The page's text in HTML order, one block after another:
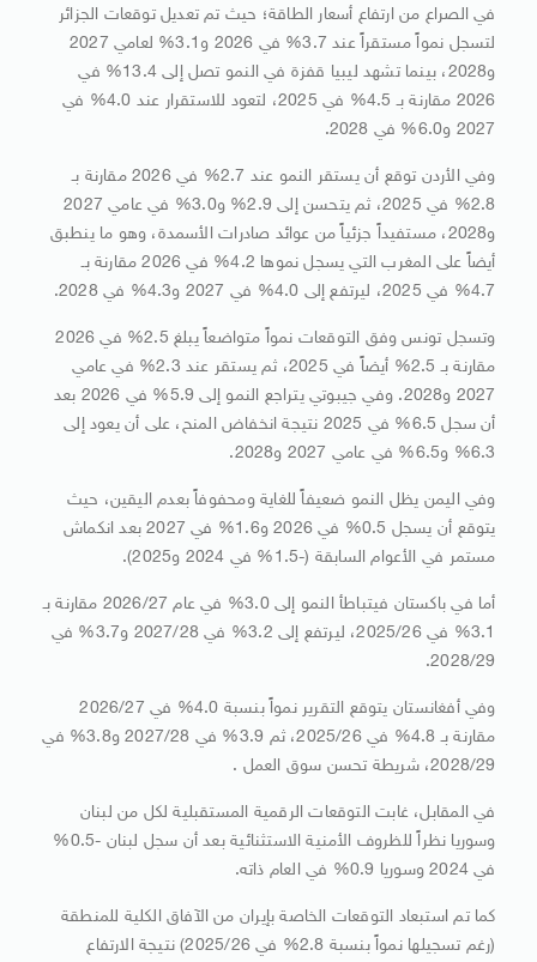
في الصراع من ارتفاع أسعار الطاقة؛ حيث تم تعديل توقعات الجزائر
لتسجل نمواً مستقراً عند 3.7% في 2026 و3.1% لعامي 2027
و2028، بينما تشهد ليبيا قفزة في النمو تصل إلى 13.4% في
2026 مقارنة بـ 4.5% في 2025، لتعود للاستقرار عند 4.0% في
2027 و6.0% في 2028.
وفي الأردن توقع أن يستقر النمو عند 2.7% في 2026 مقارنة بـ
2.8% في 2025، ثم يتحسن إلى 2.9% و3.0% في عامي 2027
و2028، مستفيداً جزئياً من عوائد صادرات الأسمدة، وهو ما ينطبق
أيضاً على المغرب التي يسجل نموها 4.2% في 2026 مقارنة بـ
4.7% في 2025، ليرتفع إلى 4.0% في 2027 و4.3% في 2028.
وتسجل تونس وفق التوقعات نمواً متواضعاً يبلغ 2.5% في 2026
مقارنة بـ 2.5% أيضاً في 2025، ثم يستقر عند 2.3% في عامي
2027 و2028. وفي جيبوتي يتراجع النمو إلى 5.9% في 2026 بعد
أن سجل 6.5% في 2025 نتيجة انخفاض المنح، على أن يعود إلى
6.3% و6.5% في عامي 2027 و2028.
وفي اليمن يظل النمو ضعيفاً للغاية ومحفوفاً بعدم اليقين، حيث
يتوقع أن يسجل 0.5% في 2026 و1.6% في 2027 بعد انكماش
مستمر في الأعوام السابقة (-1.5% في 2024 و2025).
أما في باكستان فيتباطأ النمو إلى 3.0% في عام 2026/27 مقارنة بـ
3.1% في 2025/26، ليرتفع إلى 3.2% في 2027/28 و3.7% في
2028/29.
وفي أفغانستان يتوقع التقرير نمواً بنسبة 4.0% في 2026/27
مقارنة بـ 4.8% في 2025/26، ثم 3.9% في 2027/28 و3.8% في
2028/29، شريطة تحسن سوق العمل .
في المقابل، غابت التوقعات الرقمية المستقبلية لكل من لبنان
وسوريا نظراً للظروف الأمنية الاستثنائية بعد أن سجل لبنان -0.5%
في 2024 وسوريا 0.9% في العام ذاته.
كما تم استبعاد التوقعات الخاصة بإيران من الآفاق الكلية للمنطقة
(رغم تسجيلها نمواً بنسبة 2.8% في 2025/26) نتيجة الارتفاع